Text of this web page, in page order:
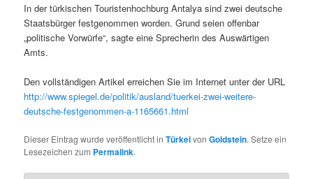
In der türkischen Touristenhochburg Antalya sind zwei deutsche
Staatsbürger festgenommen worden. Grund seien offenbar
„politische Vorwürfe“, sagte eine Sprecherin des Auswärtigen
Amts.
Den vollständigen Artikel erreichen Sie im Internet unter der URL
http://www.spiegel.de/politik/ausland/tuerkei-zwei-weitere-
deutsche-festgenommen-a-1165661.html
Dieser Eintrag wurde veröffentlicht inTürkeivonGoldstein. Setze ein
Lesezeichen zum Permalink.